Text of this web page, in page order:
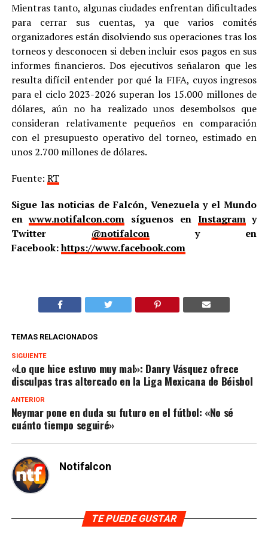
Mientras tanto, algunas ciudades enfrentan dificultades
para cerrar sus cuentas, ya que varios comités
organizadores están disolviendo sus operaciones tras los
torneos y desconocen si deben incluir esos pagos en sus
informes financieros. Dos ejecutivos señalaron que les
resulta difícil entender por qué la FIFA, cuyos ingresos
para el ciclo 2023-2026 superan los 15.000 millones de
dólares, aún no ha realizado unos desembolsos que
consideran relativamente pequeños en comparación
con el presupuesto operativo del torneo, estimado en
unos 2.700 millones de dólares.
Fuente: RT
Sigue las noticias de Falcón, Venezuela y el Mundo
enwww.notifalcon.com síguenos en Instagramy
Twitter @notifalcony en
Facebook:https://www.facebook.com
TEMAS RELACIONADOS
SIGUIENTE
«Lo que hice estuvo muy mal»: Danry Vásquez ofrece
disculpas tras altercado en la Liga Mexicana de Béisbol
ANTERIOR
Neymar pone en duda su futuro en el fútbol: «No sé
cuánto tiempo seguiré»
Notifalcon
TE PUEDE GUSTAR